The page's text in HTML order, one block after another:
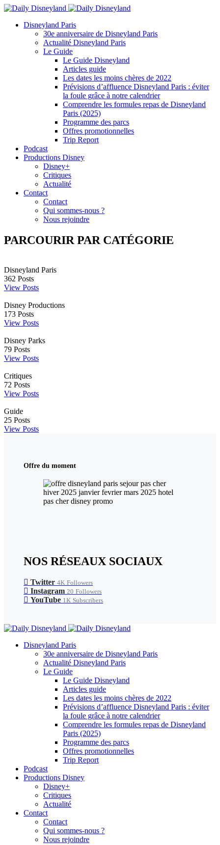
Disneyland Paris
30e anniversaire de Disneyland Paris
Actualité Disneyland Paris
Le Guide
Le Guide Disneyland
Articles guide
Les dates les moins chères de 2022
Prévisions d’affluence Disneyland Paris : éviter
la foule grâce à notre calendrier
Comprendre les formules repas de Disneyland
Paris (2025)
Programme des parcs
Offres promotionnelles
Trip Report
Podcast
Productions Disney
Disney+
Critiques
Actualité
Contact
Contact
Qui sommes-nous ?
Nous rejoindre
PARCOURIR PAR CATÉGORIE
Disneyland Paris
362 Posts
View Posts
Disney Productions
173 Posts
View Posts
Disney Parks
79 Posts
View Posts
Critiques
72 Posts
View Posts
Guide
25 Posts
View Posts
Offre du moment
NOS RÉSEAUX SOCIAUX
Twitter 4K Followers
Instagram 20 Followers
YouTube 1K Subscribers
Disneyland Paris
30e anniversaire de Disneyland Paris
Actualité Disneyland Paris
Le Guide
Le Guide Disneyland
Articles guide
Les dates les moins chères de 2022
Prévisions d’affluence Disneyland Paris : éviter
la foule grâce à notre calendrier
Comprendre les formules repas de Disneyland
Paris (2025)
Programme des parcs
Offres promotionnelles
Trip Report
Podcast
Productions Disney
Disney+
Critiques
Actualité
Contact
Contact
Qui sommes-nous ?
Nous rejoindre